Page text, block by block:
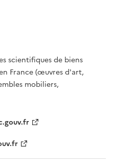
scientifiques de biens
France (œuvres d'art,
mobiliers,